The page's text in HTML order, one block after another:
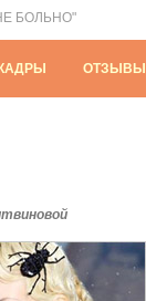
БОЛЬНО"
КАДРЫ ОТЗЫВЫ